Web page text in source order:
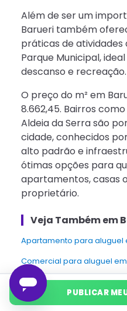
Além de ser um
Barueri também
práticas de atividades
Parque Municipal,
descanso e recreação.
O preço do m² em
8.662,45. Bairros
Aldeia da Serra são
cidade, conhecidos
alto padrão e
ótimas opções para
apartamentos, casas
proprietário.
Veja Também em
apartamento para aluguel
Comercial para aluguel
Casa para aluguel em
Casa de condomínio para
PUBLICAR